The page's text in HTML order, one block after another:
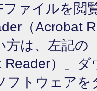
ファイルを閲
（Acrobat
方は、左記の
Reader）」
フトウェア